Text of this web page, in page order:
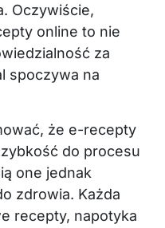
Oczywiście,
online to nie
za
spoczywa na
że e-recepty
do procesu
one jednak
zdrowia. Każda
recepty, napotyka